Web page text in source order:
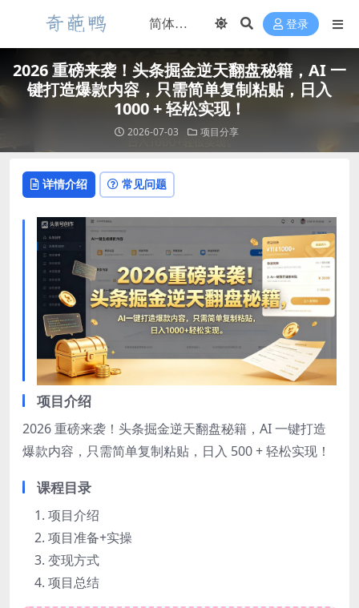
登录
2026 重磅来袭！头条掘金逆天翻盘秘籍，AI 一
键打造爆款内容，只需简单复制粘贴，日入
1000 + 轻松实现！
2026-07-03 项目分享
详情介绍 常见问题
项目介绍
2026 重磅来袭！头条掘金逆天翻盘秘籍，AI 一键打造
爆款内容，只需简单复制粘贴，日入 500 + 轻松实现！
课程目录
项目介绍
项目准备+实操
变现方式
项目总结